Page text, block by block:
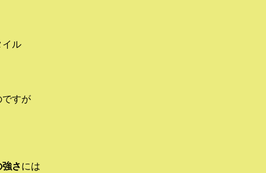
イル
ですが
さには